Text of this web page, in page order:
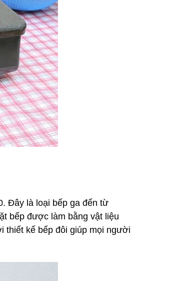
Đây là loại bếp ga đến từ
bếp được làm bằng vật liệu
thiết kế bếp đôi giúp mọi người